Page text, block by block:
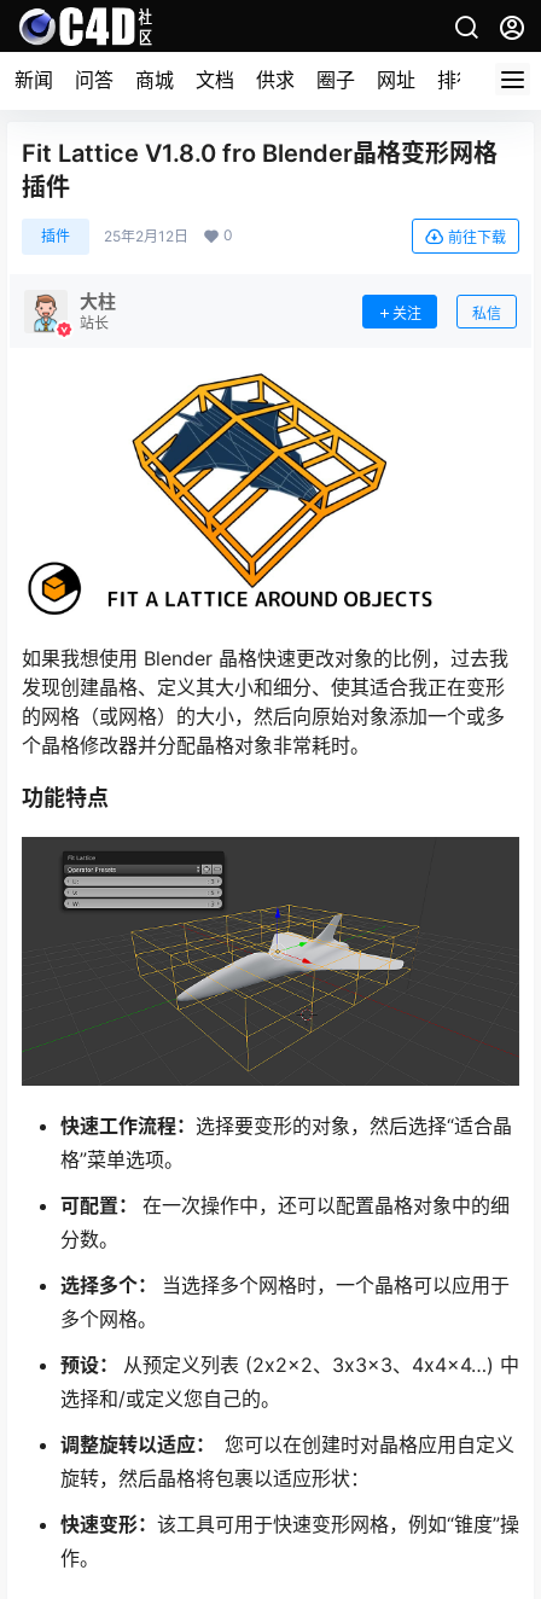
新闻 问答 商城 文档 供求 圈子 网址 排行榜
Fit Lattice V1.8.0 fro Blender晶格变形网格
插件
插件 25年2月12日 0 前往下载
大柱
站长
关注 私信
如果我想使用 Blender 晶格快速更改对象的比例，过去我
发现创建晶格、定义其大小和细分、使其适合我正在变形
的网格（或网格）的大小，然后向原始对象添加一个或多
个晶格修改器并分配晶格对象非常耗时。
功能特点
快速工作流程： 选择要变形的对象，然后选择“适合晶
格”菜单选项。
可配置： 在一次操作中，还可以配置晶格对象中的细
分数。
选择多个： 当选择多个网格时，一个晶格可以应用于
多个网格。
预设： 从预定义列表 (2x2x2、3x3x3、4x4x4…) 中
选择和/或定义您自己的。
调整旋转以适应： 您可以在创建时对晶格应用自定义
旋转，然后晶格将包裹以适应形状：
快速变形： 该工具可用于快速变形网格，例如“锥度”操
作。